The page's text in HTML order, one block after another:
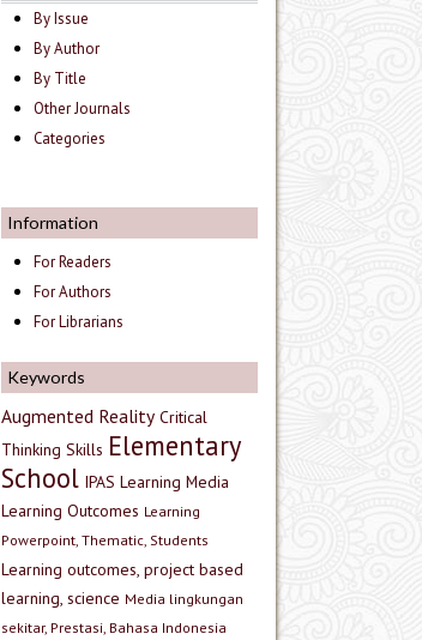
By Issue
By Author
By Title
Other Journals
Categories
Information
For Readers
For Authors
For Librarians
Keywords
Augmented Reality Critical
Thinking Skills Elementary
School IPAS Learning Media
Learning Outcomes Learning
Powerpoint, Thematic, Students
Learning outcomes, project based
learning, science Media lingkungan
sekitar, Prestasi, Bahasa Indonesia